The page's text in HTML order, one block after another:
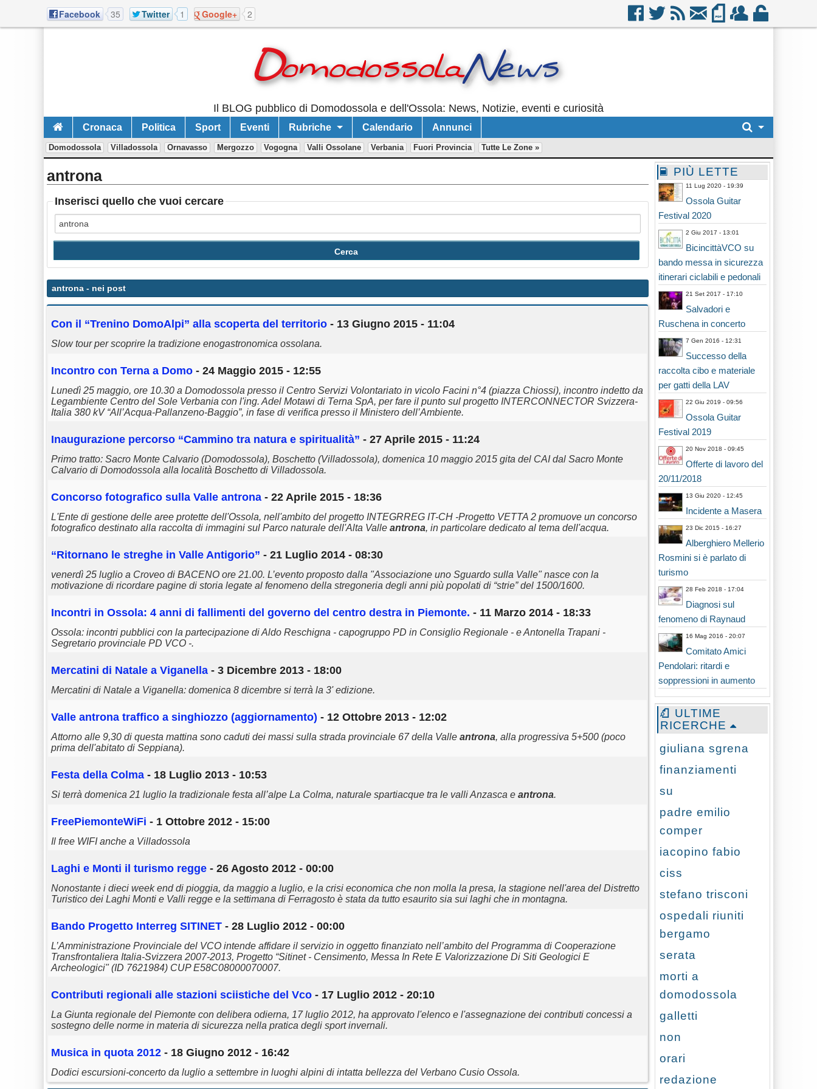
Facebook 35 Twitter 1 Google+ 2
Il BLOG pubblico di Domodossola e dell'Ossola: News, Notizie, eventi e curiosità
Cronaca Politica Sport Eventi Rubriche Calendario Annunci
Domodossola Villadossola Ornavasso Mergozzo Vogogna Valli Ossolane Verbania Fuori Provincia Tutte Le Zone »
antrona
Inserisci quello che vuoi cercare
antrona - nei post
Con il “Trenino DomoAlpi” alla scoperta del territorio - 13 Giugno 2015 - 11:04
Slow tour per scoprire la tradizione enogastronomica ossolana.
Incontro con Terna a Domo - 24 Maggio 2015 - 12:55
Lunedì 25 maggio, ore 10.30 a Domodossola presso il Centro Servizi Volontariato in vicolo Facini n°4 (piazza Chiossi), incontro indetto da
Legambiente Centro del Sole Verbania con l'ing. Adel Motawi di Terna SpA, per fare il punto sul progetto INTERCONNECTOR Svizzera-
Italia 380 kV “All’Acqua-Pallanzeno-Baggio”, in fase di verifica presso il Ministero dell’Ambiente.
Inaugurazione percorso “Cammino tra natura e spiritualità” - 27 Aprile 2015 - 11:24
Primo tratto: Sacro Monte Calvario (Domodossola), Boschetto (Villadossola), domenica 10 maggio 2015 gita del CAI dal Sacro Monte
Calvario di Domodossola alla località Boschetto di Villadossola.
Concorso fotografico sulla Valle antrona - 22 Aprile 2015 - 18:36
L'Ente di gestione delle aree protette dell'Ossola, nell'ambito del progetto INTEGRREG IT-CH -Progetto VETTA 2 promuove un concorso
fotografico destinato alla raccolta di immagini sul Parco naturale dell'Alta Valle antrona, in particolare dedicato al tema dell'acqua.
“Ritornano le streghe in Valle Antigorio” - 21 Luglio 2014 - 08:30
venerdì 25 luglio a Croveo di BACENO ore 21.00. L’evento proposto dalla "Associazione uno Sguardo sulla Valle" nasce con la
motivazione di ricordare pagine di storia legate al fenomeno della stregoneria degli anni più popolati di “strie” del 1500/1600.
Incontri in Ossola: 4 anni di fallimenti del governo del centro destra in Piemonte. - 11 Marzo 2014 - 18:33
Ossola: incontri pubblici con la partecipazione di Aldo Reschigna - capogruppo PD in Consiglio Regionale - e Antonella Trapani -
Segretario provinciale PD VCO -.
Mercatini di Natale a Viganella - 3 Dicembre 2013 - 18:00
Mercatini di Natale a Viganella: domenica 8 dicembre si terrà la 3' edizione.
Valle antrona traffico a singhiozzo (aggiornamento) - 12 Ottobre 2013 - 12:02
Attorno alle 9,30 di questa mattina sono caduti dei massi sulla strada provinciale 67 della Valle antrona, alla progressiva 5+500 (poco
prima dell'abitato di Seppiana).
Festa della Colma - 18 Luglio 2013 - 10:53
Si terrà domenica 21 luglio la tradizionale festa all’alpe La Colma, naturale spartiacque tra le valli Anzasca e antrona.
FreePiemonteWiFi - 1 Ottobre 2012 - 15:00
Il free WIFI anche a Villadossola
Laghi e Monti il turismo regge - 26 Agosto 2012 - 00:00
Nonostante i dieci week end di pioggia, da maggio a luglio, e la crisi economica che non molla la presa, la stagione nell'area del Distretto
Turistico dei Laghi Monti e Valli regge e la settimana di Ferragosto è stata da tutto esaurito sia sui laghi che in montagna.
Bando Progetto Interreg SITINET - 28 Luglio 2012 - 00:00
L’Amministrazione Provinciale del VCO intende affidare il servizio in oggetto finanziato nell’ambito del Programma di Cooperazione
Transfrontaliera Italia-Svizzera 2007-2013, Progetto “Sitinet - Censimento, Messa In Rete E Valorizzazione Di Siti Geologici E
Archeologici" (ID 7621984) CUP E58C08000070007.
Contributi regionali alle stazioni sciistiche del Vco - 17 Luglio 2012 - 20:10
La Giunta regionale del Piemonte con delibera odierna, 17 luglio 2012, ha approvato l'elenco e l'assegnazione dei contributi concessi a
sostegno delle norme in materia di sicurezza nella pratica degli sport invernali.
Musica in quota 2012 - 18 Giugno 2012 - 16:42
Dodici escursioni-concerto da luglio a settembre in luoghi alpini di intatta bellezza del Verbano Cusio Ossola.
PIÙ LETTE
11 Lug 2020 - 19:39
Ossola Guitar
Festival 2020
2 Giu 2017 - 13:01
BicincittàVCO su
bando messa in sicurezza
itinerari ciclabili e pedonali
21 Set 2017 - 17:10
Salvadori e
Ruschena in concerto
7 Gen 2016 - 12:31
Successo della
raccolta cibo e materiale
per gatti della LAV
22 Giu 2019 - 09:56
Ossola Guitar
Festival 2019
20 Nov 2018 - 09:45
Offerte di lavoro del
20/11/2018
13 Giu 2020 - 12:45
Incidente a Masera
23 Dic 2015 - 16:27
Alberghiero Mellerio
Rosmini si è parlato di
turismo
28 Feb 2018 - 17:04
Diagnosi sul
fenomeno di Raynaud
16 Mag 2016 - 20:07
Comitato Amici
Pendolari: ritardi e
soppressioni in aumento
ULTIME
RICERCHE
giuliana sgrena
finanziamenti
su
padre emilio
comper
iacopino fabio
ciss
stefano trisconi
ospedali riuniti
bergamo
serata
morti a
domodossola
galletti
non
orari
redazione